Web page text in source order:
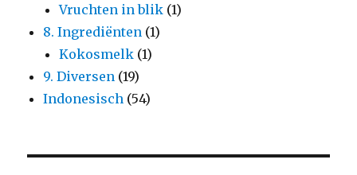
Vruchten in blik (1)
8. Ingrediënten (1)
Kokosmelk (1)
9. Diversen (19)
Indonesisch (54)